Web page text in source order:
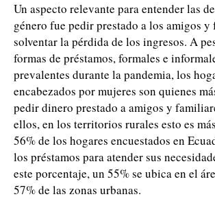
Un aspecto relevante para entender las
género fue pedir prestado a los amigos
solventar la pérdida de los ingresos. A
formas de préstamos, formales e
prevalentes durante la pandemia, los
encabezados por mujeres son quienes
pedir dinero prestado a amigos y
ellos, en los territorios rurales esto es
56% de los hogares encuestados en
los préstamos para atender sus
este porcentaje, un 55% se ubica en el
57% de las zonas urbanas.